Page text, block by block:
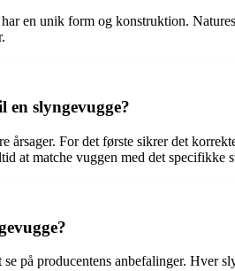
en unik form og konstruktion.
slyngevugge?
årsager. For det første sikrer det
at matche vuggen med det specifikke
på producentens anbefalinger. Hver